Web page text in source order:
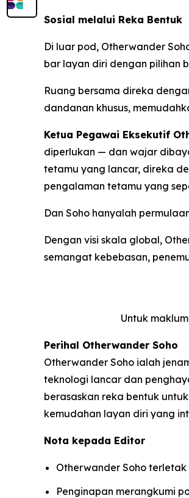
Sosial melalui Reka Bentuk
Di luar pod, Otherwander
bar layan diri dengan pilihan
Ruang bersama direka
dandanan khusus,
Ketua Pegawai Eksekutif
diperlukan — dan wajar
tetamu yang lancar, direka
pengalaman tetamu yang
Dan Soho hanyalah
Dengan visi skala global,
semangat kebebasan,
Untuk
Perihal Otherwander Soho
Otherwander Soho ialah
teknologi lancar dan
berasaskan reka bentuk
kemudahan layan diri yang
Nota kepada Editor
Otherwander Soho terletak
Penginapan merangkumi